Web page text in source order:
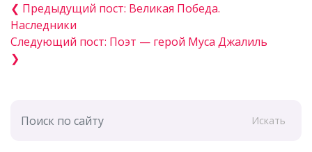
❮ Предыдущий пост: Великая Победа.
Наследники
Следующий пост: Поэт — герой Муса Джалиль
❯
Искать